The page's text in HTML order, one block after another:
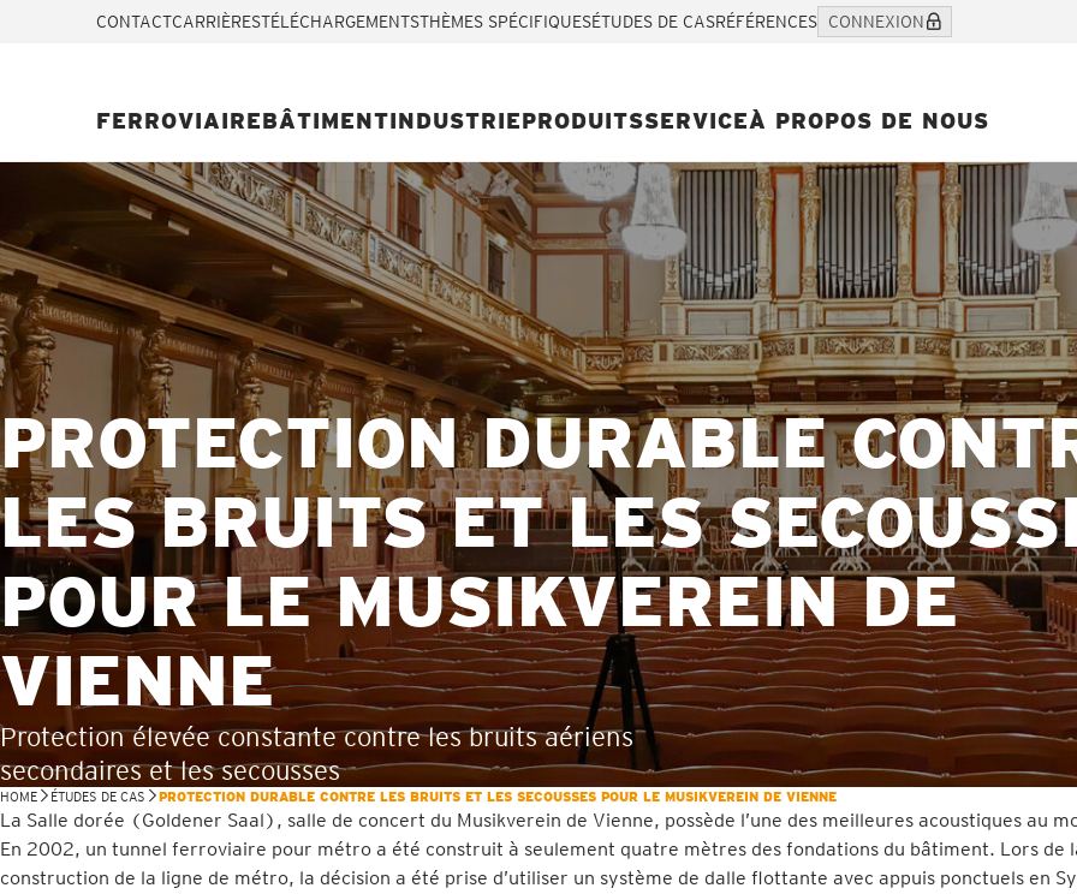
CONTACTCARRIÈRESTÉLÉCHARGEMENTSTHÈMES SPÉCIFIQUESÉTUDES DE CASRÉFÉRENCES CONNEXION
FERROVIAIREBÂTIMENTINDUSTRIEPRODUITSSERVICEÀ PROPOS DE NOUS
PROTECTION DURABLE
LES BRUITS ET LES
POUR LE MUSIKVEREIN DE
VIENNE
Protection élevée constante contre les bruits aériens
secondaires et les secousses
HOME ÉTUDES DE CAS PROTECTION DURABLE CONTRE LES BRUITS ET LES SECOUSSES POUR LE MUSIKVEREIN DE VIENNE
La Salle dorée (Goldener Saal), salle de concert du Musikverein de Vienne, possède l’une des meilleures acoustiques au
En 2002, un tunnel ferroviaire pour métro a été construit à seulement quatre mètres des fondations du bâtiment. Lors de
construction de la ligne de métro, la décision a été prise d’utiliser un système de dalle flottante avec appuis ponctuels en